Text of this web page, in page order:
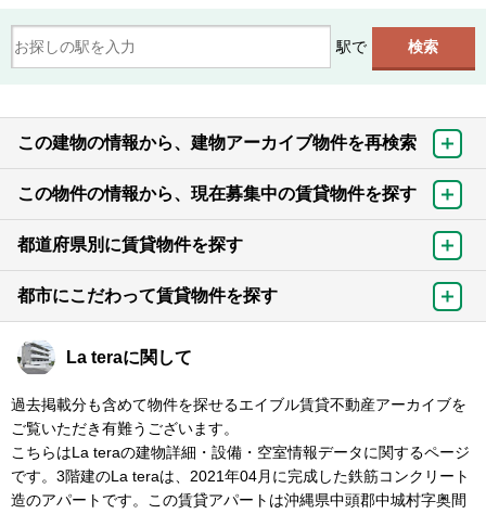
駅で
この建物の情報から、建物アーカイブ物件を再検索
この物件の情報から、現在募集中の賃貸物件を探す
都道府県別に賃貸物件を探す
都市にこだわって賃貸物件を探す
La teraに関して
過去掲載分も含めて物件を探せるエイブル賃貸不動産アーカイブを
ご覧いただき有難うございます。
こちらはLa teraの建物詳細・設備・空室情報データに関するページ
です。3階建のLa teraは、2021年04月に完成した鉄筋コンクリート
造のアパートです。この賃貸アパートは沖縄県中頭郡中城村字奥間